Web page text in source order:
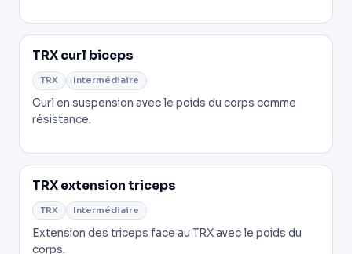
TRX curl biceps
TRX Intermédiaire
Curl en suspension avec le poids du corps comme
résistance.
TRX extension triceps
TRX Intermédiaire
Extension des triceps face au TRX avec le poids du
corps.